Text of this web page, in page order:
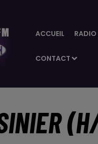
ACCUEIL RADIO
CONTACT